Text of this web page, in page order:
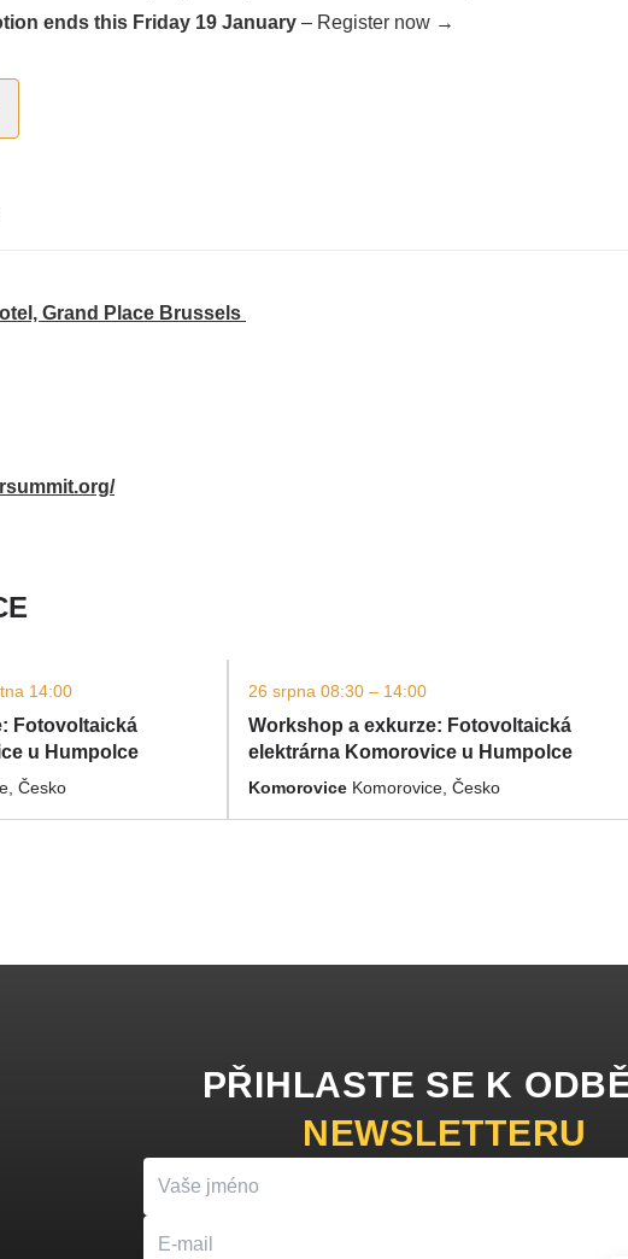
ends this Friday 19 January – Register now →
Grand Place Brussels
14:00
Fotovoltaická
u Humpolce
Česko
26 srpna 08:30 – 14:00
Workshop a exkurze: Fotovoltaická
elektrárna Komorovice u Humpolce
Komorovice Komorovice, Česko
PŘIHLASTE SE K
NEWSLETTERU